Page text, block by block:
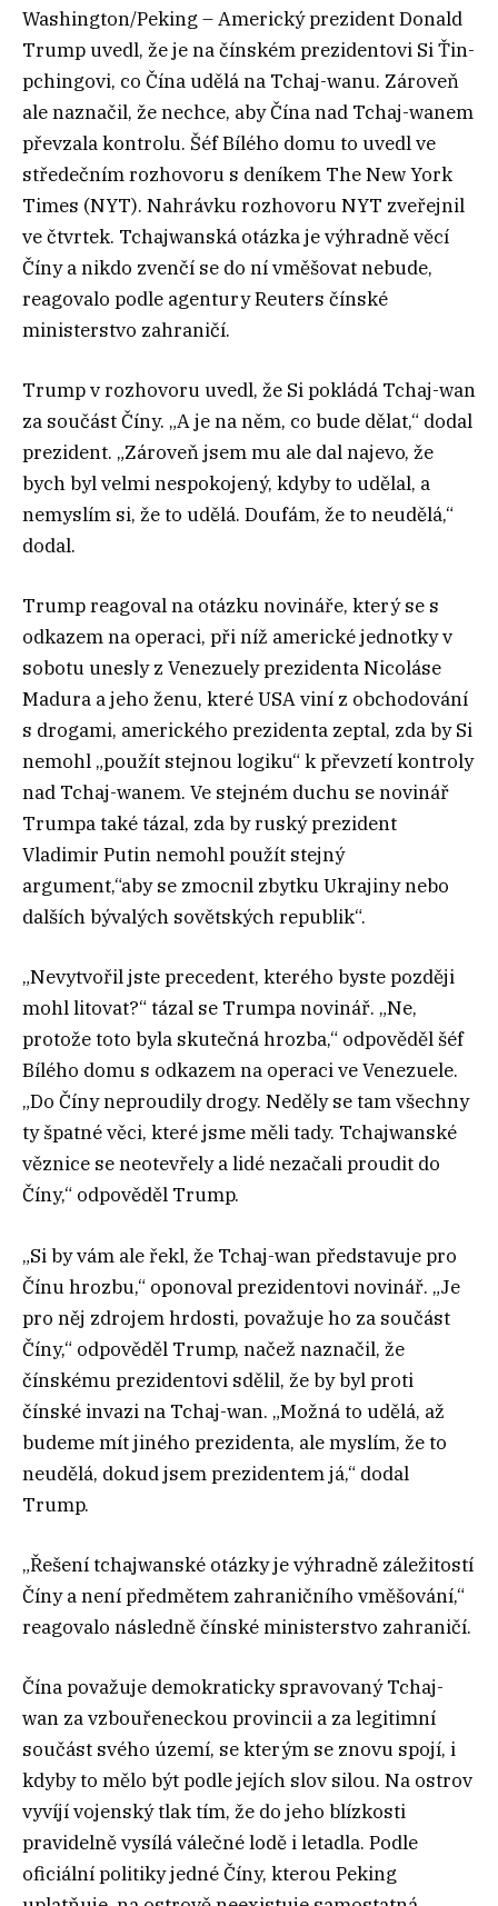
Washington/Peking – Americký prezident Donald
Trump uvedl, že je na čínském prezidentovi Si Ťin-
pchingovi, co Čína udělá na Tchaj-wanu. Zároveň
ale naznačil, že nechce, aby Čína nad Tchaj-wanem
převzala kontrolu. Šéf Bílého domu to uvedl ve
středečním rozhovoru s deníkem The New York
Times (NYT). Nahrávku rozhovoru NYT zveřejnil
ve čtvrtek. Tchajwanská otázka je výhradně věcí
Číny a nikdo zvenčí se do ní vměšovat nebude,
reagovalo podle agentury Reuters čínské
ministerstvo zahraničí.
Trump v rozhovoru uvedl, že Si pokládá Tchaj-wan
za součást Číny. „A je na něm, co bude dělat,“ dodal
prezident. „Zároveň jsem mu ale dal najevo, že
bych byl velmi nespokojený, kdyby to udělal, a
nemyslím si, že to udělá. Doufám, že to neudělá,“
dodal.
Trump reagoval na otázku novináře, který se s
odkazem na operaci, při níž americké jednotky v
sobotu unesly z Venezuely prezidenta Nicoláse
Madura a jeho ženu, které USA viní z obchodování
s drogami, amerického prezidenta zeptal, zda by Si
nemohl „použít stejnou logiku“ k převzetí kontroly
nad Tchaj-wanem. Ve stejném duchu se novinář
Trumpa také tázal, zda by ruský prezident
Vladimir Putin nemohl použít stejný
argument,“aby se zmocnil zbytku Ukrajiny nebo
dalších bývalých sovětských republik“.
„Nevytvořil jste precedent, kterého byste později
mohl litovat?“ tázal se Trumpa novinář. „Ne,
protože toto byla skutečná hrozba,“ odpověděl šéf
Bílého domu s odkazem na operaci ve Venezuele.
„Do Číny neproudily drogy. Neděly se tam všechny
ty špatné věci, které jsme měli tady. Tchajwanské
věznice se neotevřely a lidé nezačali proudit do
Číny,“ odpověděl Trump.
„Si by vám ale řekl, že Tchaj-wan představuje pro
Čínu hrozbu,“ oponoval prezidentovi novinář. „Je
pro něj zdrojem hrdosti, považuje ho za součást
Číny,“ odpověděl Trump, načež naznačil, že
čínskému prezidentovi sdělil, že by byl proti
čínské invazi na Tchaj-wan. „Možná to udělá, až
budeme mít jiného prezidenta, ale myslím, že to
neudělá, dokud jsem prezidentem já,“ dodal
Trump.
„Řešení tchajwanské otázky je výhradně záležitostí
Číny a není předmětem zahraničního vměšování,“
reagovalo následně čínské ministerstvo zahraničí.
Čína považuje demokraticky spravovaný Tchaj-
wan za vzbouřeneckou provincii a za legitimní
součást svého území, se kterým se znovu spojí, i
kdyby to mělo být podle jejích slov silou. Na ostrov
vyvíjí vojenský tlak tím, že do jeho blízkosti
pravidelně vysílá válečné lodě i letadla. Podle
oficiální politiky jedné Číny, kterou Peking